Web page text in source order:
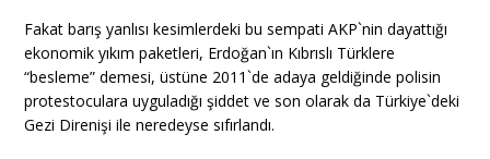
Fakat barış yanlısı kesimlerdeki bu sempati AKP`nin dayattığı
ekonomik yıkım paketleri, Erdoğan`ın Kıbrıslı Türklere
“besleme” demesi, üstüne 2011`de adaya geldiğinde polisin
protestoculara uyguladığı şiddet ve son olarak da Türkiye`deki
Gezi Direnişi ile neredeyse sıfırlandı.